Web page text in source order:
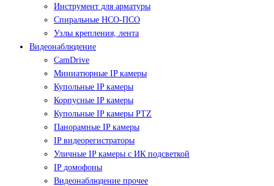
Инструмент для арматуры
Спиральные НСО-ПСО
Узлы крепления, лента
Видеонаблюдение
CamDrive
Миниатюрные IP камеры
Купольные IP камеры
Корпусные IP камеры
Купольные IP камеры PTZ
Панорамные IP камеры
IP видеорегистраторы
Уличные IP камеры с ИК подсветкой
IP домофоны
Видеонаблюдение прочее